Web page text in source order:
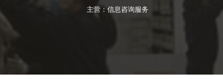
主营：信息咨询服务